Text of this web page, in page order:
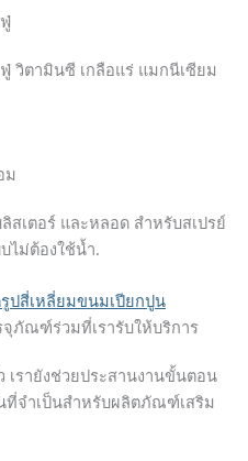
วิตามินซี เกลือแร่ แมกนีเซียม
ม
สเตอร์ และหลอด สำหรับสเปรย์
ม่ต้องใช้น้ำ.
ปสี่เหลี่ยมขนมเปียกปูน
ภัณฑ์ร่วมที่เรารับให้บริการ
รายังช่วยประสานงานขั้นตอน
ที่จำเป็นสำหรับผลิตภัณฑ์เสริม